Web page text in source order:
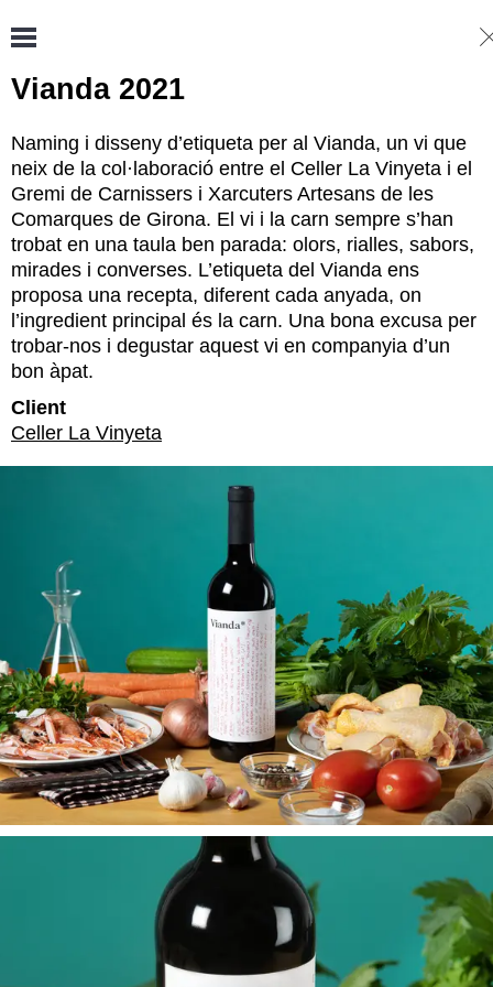
Vianda 2021
Naming i disseny d’etiqueta per al Vianda, un vi que
neix de la col·laboració entre el Celler La Vinyeta i el
Gremi de Carnissers i Xarcuters Artesans de les
Comarques de Girona. El vi i la carn sempre s’han
trobat en una taula ben parada: olors, rialles, sabors,
mirades i converses. L’etiqueta del Vianda ens
proposa una recepta, diferent cada anyada, on
l’ingredient principal és la carn. Una bona excusa per
trobar-nos i degustar aquest vi en companyia d’un
bon àpat.
Client
Celler La Vinyeta